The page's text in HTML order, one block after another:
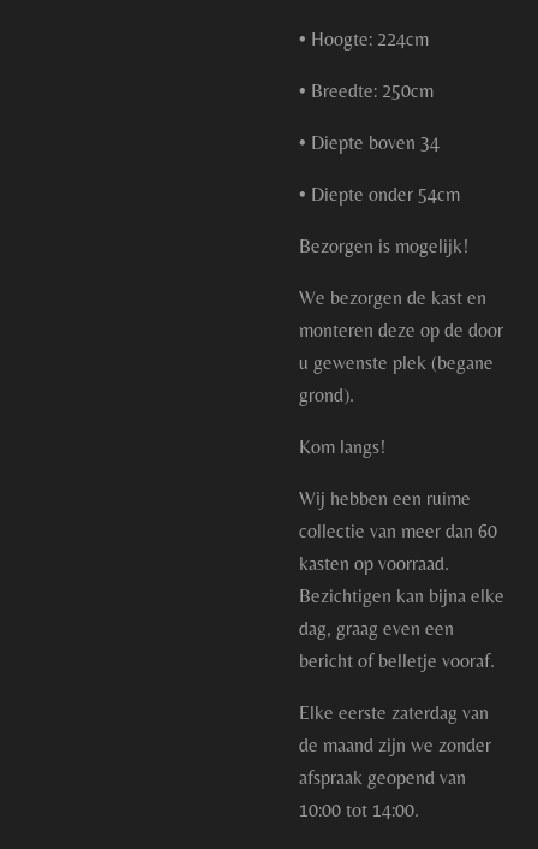
• Hoogte: 224cm
• Breedte: 250cm
• Diepte boven 34
• Diepte onder 54cm
Bezorgen is mogelijk!
We bezorgen de kast en
monteren deze op de door
u gewenste plek (begane
grond).
Kom langs!
Wij hebben een ruime
collectie van meer dan 60
kasten op voorraad.
Bezichtigen kan bijna elke
dag, graag even een
bericht of belletje vooraf.
Elke eerste zaterdag van
de maand zijn we zonder
afspraak geopend van
10:00 tot 14:00.